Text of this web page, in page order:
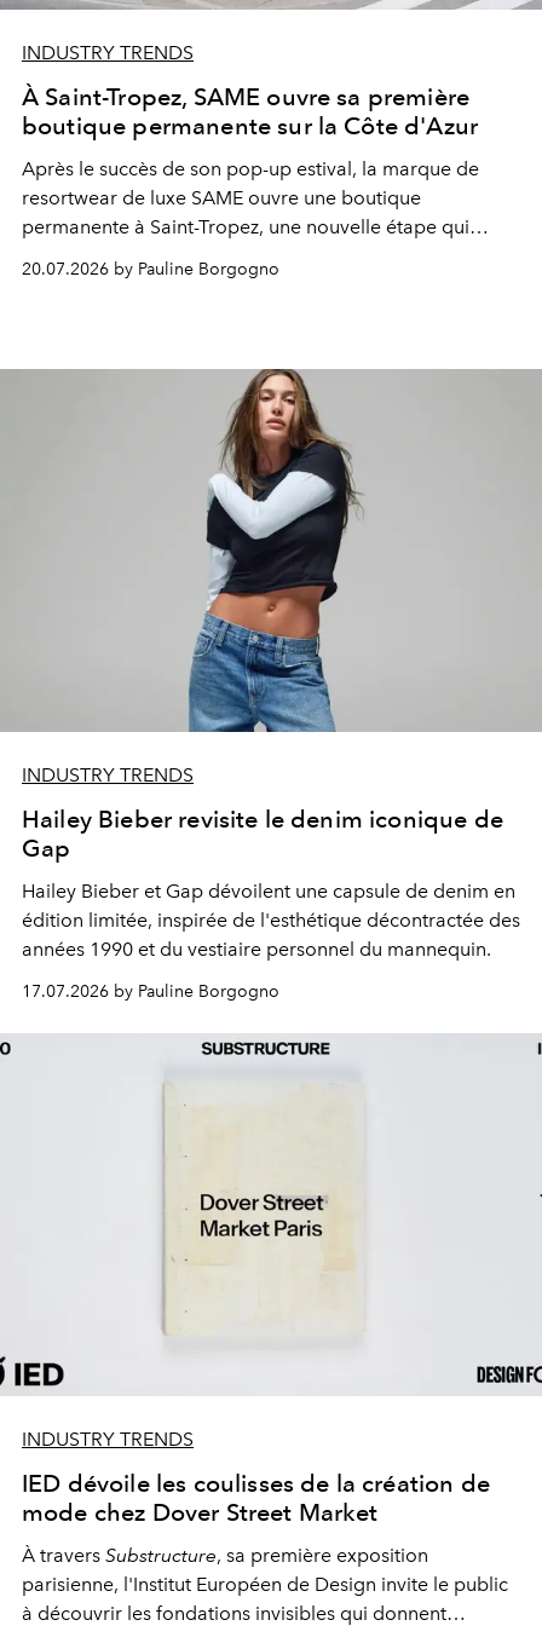
INDUSTRY TRENDS
À Saint-Tropez, SAME ouvre sa première
boutique permanente sur la Côte d'Azur
Après le succès de son pop-up estival, la marque de
resortwear de luxe SAME ouvre une boutique
permanente à Saint-Tropez, une nouvelle étape qui
20.07.2026 by Pauline Borgogno
INDUSTRY TRENDS
Hailey Bieber revisite le denim iconique de
Gap
Hailey Bieber et Gap dévoilent une capsule de denim en
édition limitée, inspirée de l'esthétique décontractée des
années 1990 et du vestiaire personnel du mannequin.
17.07.2026 by Pauline Borgogno
INDUSTRY TRENDS
IED dévoile les coulisses de la création de
mode chez Dover Street Market
À travers Substructure, sa première exposition
parisienne, l'Institut Européen de Design invite le public
à découvrir les fondations invisibles qui donnent